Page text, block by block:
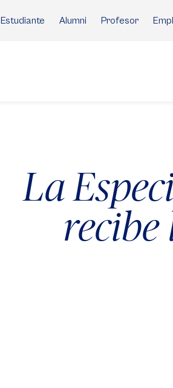
Estudiante Alumni Profesor
La
recibe